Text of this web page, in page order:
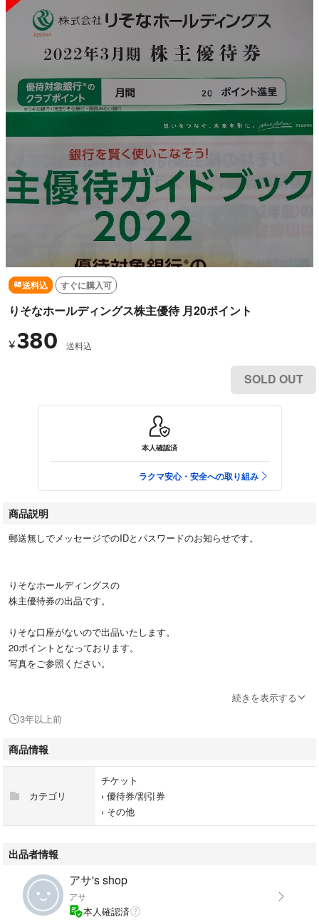
送料込 すぐに購入可
りそなホールディングス株主優待 月20ポイント
¥380 送料込
SOLD OUT
本人確認済
ラクマ安心・安全への取り組み
商品説明
郵送無しでメッセージでのIDとパスワードのお知らせです。
りそなホールディングスの
株主優待券の出品です。
りそな口座がないので出品いたします。
20ポイントとなっております。
写真をご参照ください。
●対象銀行りそなグループ
りそな銀行、埼玉りそな銀行、関西みらい銀行
・りそなグループのクラブポイントを毎月進呈
・毎月のポイントに応じて、ATMご利用手数料無料などの優遇
・たまったポイントはお好きなパートナー企業のポイントに交換
詳しくはインターネットをご参照ください！
続きを表示する
3年以上前
商品情報
カテゴリ
チケット
› 優待券/割引券
› その他
出品者情報
アサ's shop
アサ
本人確認済